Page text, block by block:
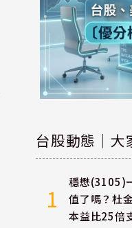
台股動態｜大
1
穩懋(3105)
值了嗎？杜
本益比25倍